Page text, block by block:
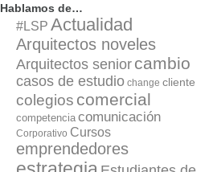
Hablamos de…
#LSP Actualidad
Arquitectos noveles
Arquitectos senior cambio
casos de estudio change cliente
colegios comercial
competencia comunicación
Corporativo Cursos
emprendedores